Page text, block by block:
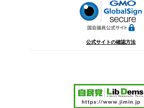
公式サイトの確認方法